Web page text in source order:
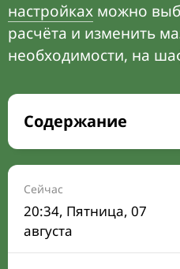
настройках можно
расчёта и изменить
необходимости, на
Содержание
Время намаза на
Расписание на месяц
Время Сухура и
Календарь рамадана
Сейчас
20:34, Пятница, 07
августа